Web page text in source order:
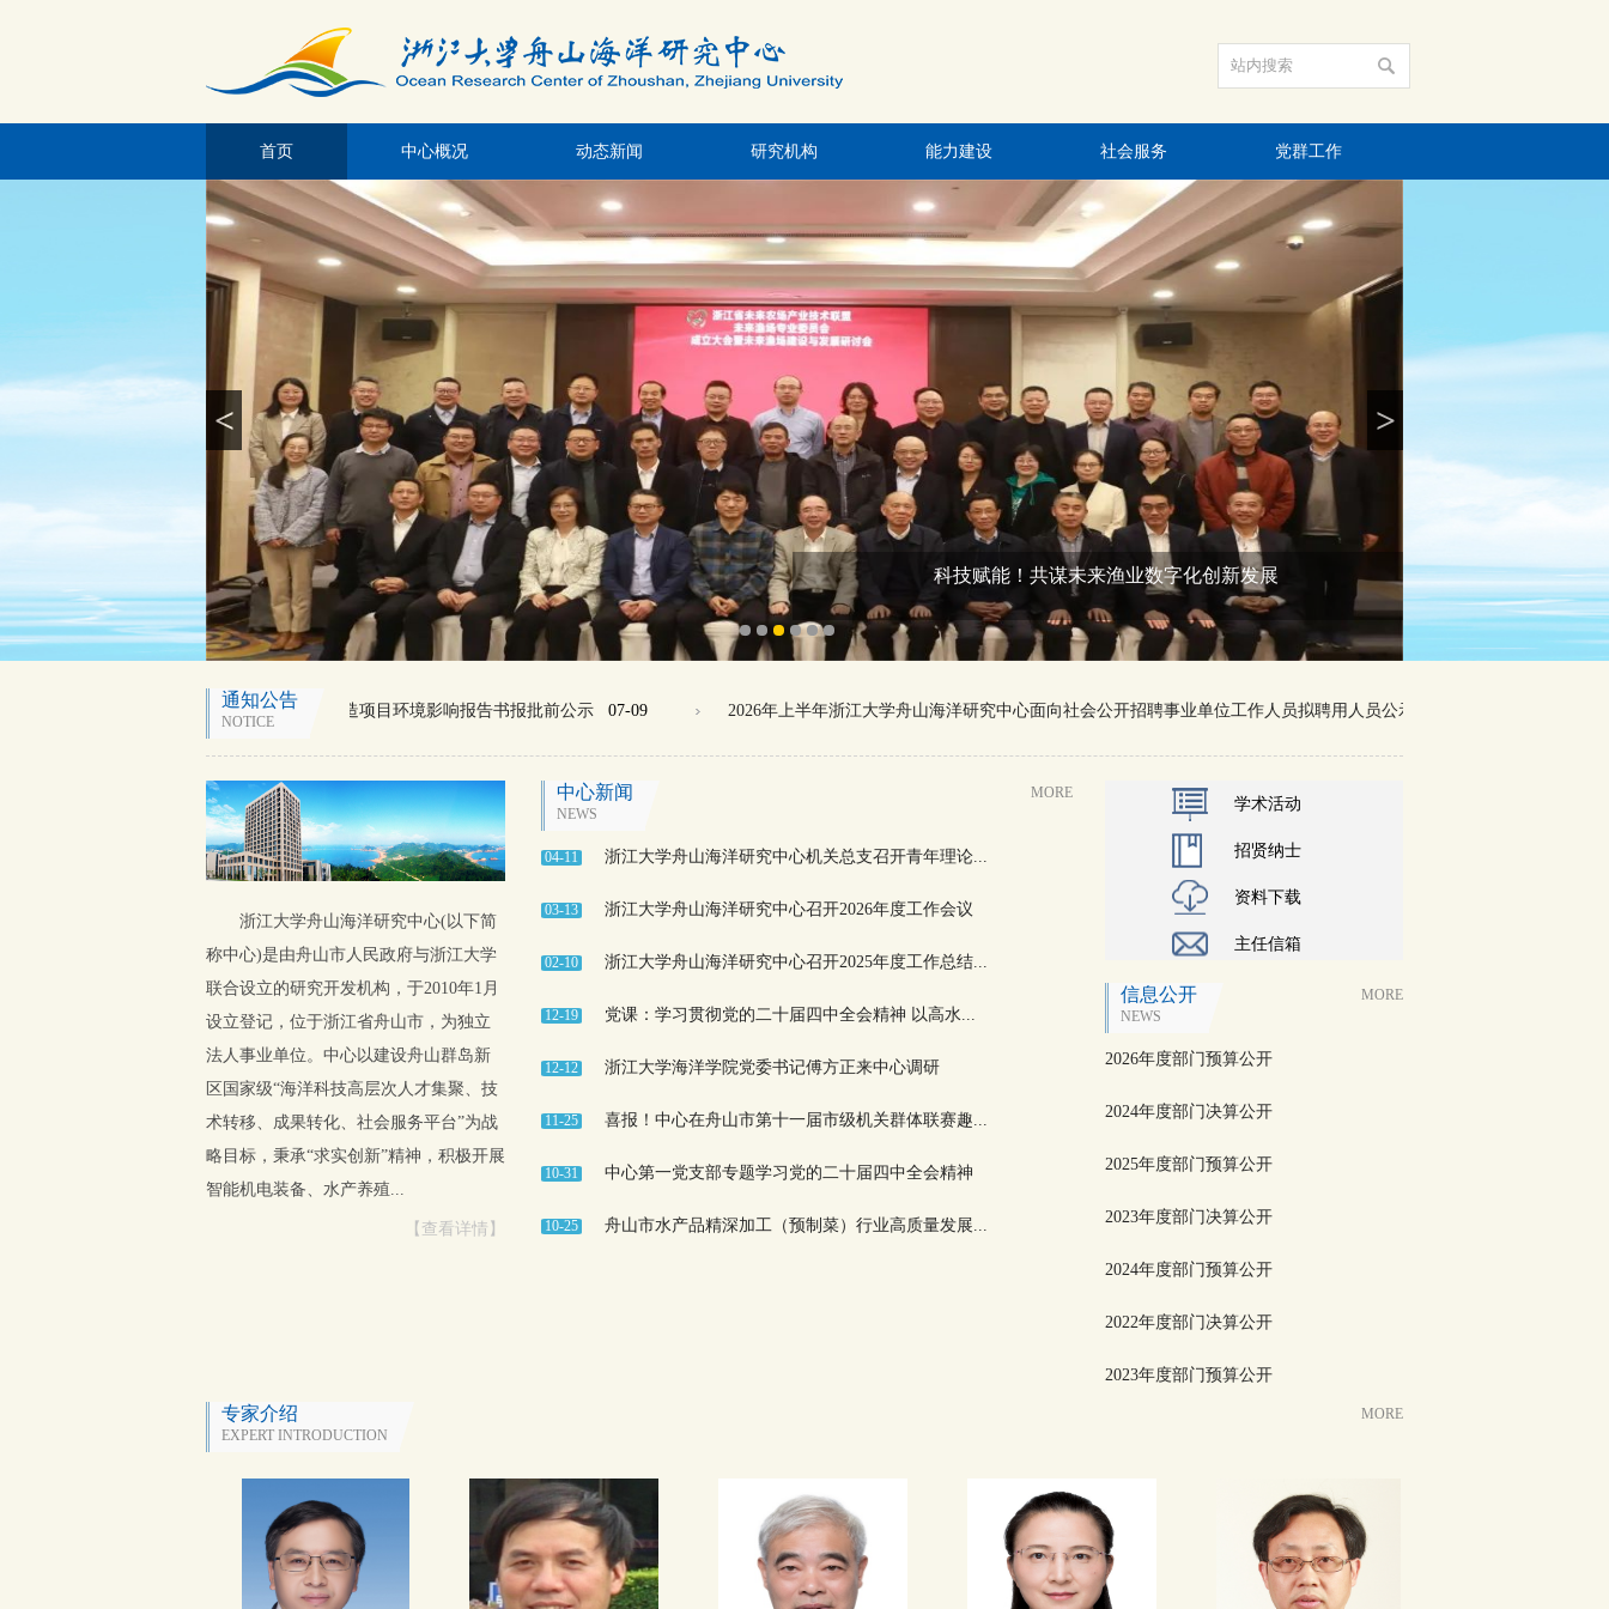
首页 中心概况 动态新闻 研究机构 能力建设 社会服务 党群工作
科技赋能！共谋未来渔业数字化创新发展
< >
通知公告
NOTICE
台州市椒江上大陈岛交通码头改造项目环境影响报告书报批前公示 07-09 2026年上半年浙江大学舟山海洋研究中心面向社会公开招聘事业单位工作人员拟聘用人员公示
浙江大学舟山海洋研究中心(以下简
称中心)是由舟山市人民政府与浙江大学
联合设立的研究开发机构，于2010年1月
设立登记，位于浙江省舟山市，为独立
法人事业单位。中心以建设舟山群岛新
区国家级“海洋科技高层次人才集聚、技
术转移、成果转化、社会服务平台”为战
略目标，秉承“求实创新”精神，积极开展
智能机电装备、水产养殖...
【查看详情】
中心新闻
NEWS
MORE
04-11 浙江大学舟山海洋研究中心机关总支召开青年理论...
03-13 浙江大学舟山海洋研究中心召开2026年度工作会议
02-10 浙江大学舟山海洋研究中心召开2025年度工作总结...
12-19 党课：学习贯彻党的二十届四中全会精神 以高水...
12-12 浙江大学海洋学院党委书记傅方正来中心调研
11-25 喜报！中心在舟山市第十一届市级机关群体联赛趣...
10-31 中心第一党支部专题学习党的二十届四中全会精神
10-25 舟山市水产品精深加工（预制菜）行业高质量发展...
学术活动
招贤纳士
资料下载
主任信箱
信息公开
NEWS
MORE
2026年度部门预算公开
2024年度部门决算公开
2025年度部门预算公开
2023年度部门决算公开
2024年度部门预算公开
2022年度部门决算公开
2023年度部门预算公开
专家介绍
EXPERT INTRODUCTION
MORE